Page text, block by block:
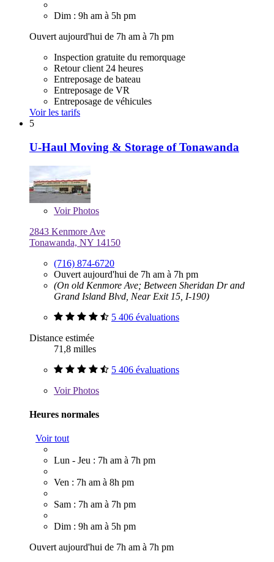
Dim : 9h am à 5h pm
Ouvert aujourd'hui de 7h am à 7h pm
Inspection gratuite du remorquage
Retour client 24 heures
Entreposage de bateau
Entreposage de VR
Entreposage de véhicules
Voir les tarifs
5
U-Haul Moving & Storage of Tonawanda
VoirPhotos
2843 Kenmore Ave
Tonawanda, NY 14150
(716) 874-6720
Ouvert aujourd'hui de 7h am à 7h pm
(On old Kenmore Ave; Between Sheridan Dr and
Grand Island Blvd, Near Exit 15, I-190)
5 406 évaluations
Distance estimée
71,8 milles
5 406 évaluations
VoirPhotos
Heures normales
Voir tout
Lun - Jeu : 7h am à 7h pm
Ven : 7h am à 8h pm
Sam : 7h am à 7h pm
Dim : 9h am à 5h pm
Ouvert aujourd'hui de 7h am à 7h pm